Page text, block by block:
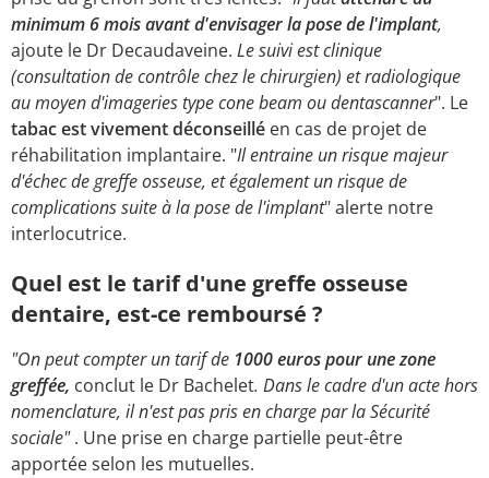
minimum 6 mois avant d'envisager la pose de l'implant,
ajoute le Dr Decaudaveine. Le suivi est clinique
(consultation de contrôle chez le chirurgien) et radiologique
au moyen d'imageries type cone beam ou dentascanner". Le
tabac est vivement déconseillé en cas de projet de
réhabilitation implantaire. "Il entraine un risque majeur
d'échec de greffe osseuse, et également un risque de
complications suite à la pose de l'implant" alerte notre
interlocutrice.
Quel est le tarif d'une greffe osseuse
dentaire, est-ce remboursé ?
"On peut compter un tarif de 1000 euros pour une zone
greffée, conclut le Dr Bachelet. Dans le cadre d'un acte hors
nomenclature, il n'est pas pris en charge par la Sécurité
sociale". Une prise en charge partielle peut-être
apportée selon les mutuelles.